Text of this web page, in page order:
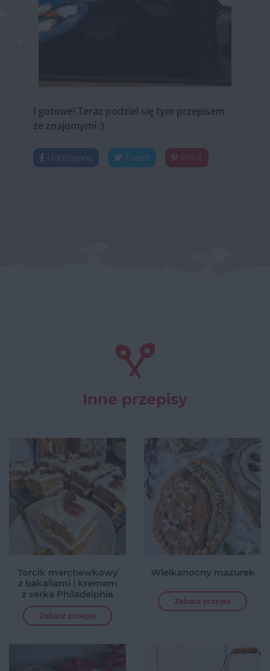
I gotowe! Teraz podziel się tym przepisem
ze znajomymi :)
Udostępnij Tweet Pin it
Inne przepisy
Torcik marchewkowy
z bakaliami i kremem
z serka Philadelphia
Zobacz przepis
Wielkanocny mazurek
Zobacz przepis